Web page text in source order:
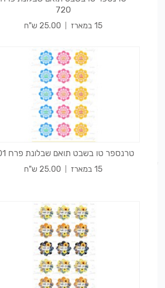
720
15 במארז 25.00 ש"ח
טרנספר טו בשבט תואם שבלונת פרח 701
15 במארז 25.00 ש"ח